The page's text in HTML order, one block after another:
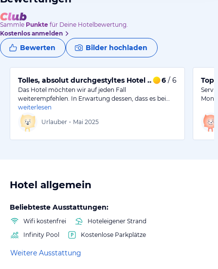
Sammle Punkte für Deine Hotelbewertung.
Kostenlos anmelden
Bewerten Bilder hochladen
Tolles, absolut durchgestyltes Hotel ... 6 / 6
Das Hotel möchten wir auf jeden Fall
weiterempfehlen. In Erwartung dessen, dass es bei…
weiterlesen
Urlauber • Mai 2025
Top
Hotel allgemein
Beliebteste Ausstattungen:
Wifi kostenfrei
Hoteleigener Strand
Infinity Pool
Kostenlose Parkplätze
Weitere Ausstattung